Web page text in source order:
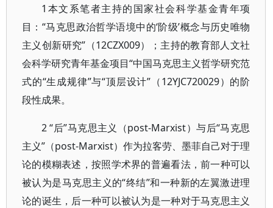
1本文系笔者主持的国家社会科学基金青年项
目：“马克思政治哲学语境中的‘阶级’概念与历史唯物
主义创新研究”（12CZX009）；主持的教育部人文社
会科学研究青年基金项目“中国马克思主义哲学研究范
式的“生成规律”与“顶层设计”（12YJC720029）的阶
段性成果。
2 “后”马克思主义（post-Marxist）与后“马克思
主义”（post-Marxist）作为拉客劳、墨菲自己对于理
论的模糊表述，按照学术界的普遍看法，前一种可以
被认为是马克思主义的“终结”和一种新的左翼激进理
论的诞生，后一种可以被认为是一种对于马克思主义